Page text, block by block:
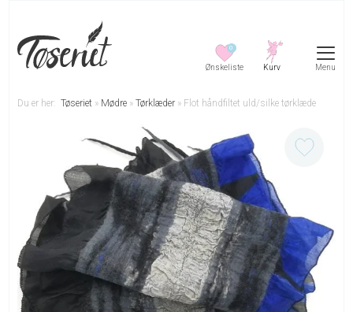
0
Menu
Du er her:Tøseriet » Mødre »Tørklæder » Flot håndfiltet uld/silke tørklæde